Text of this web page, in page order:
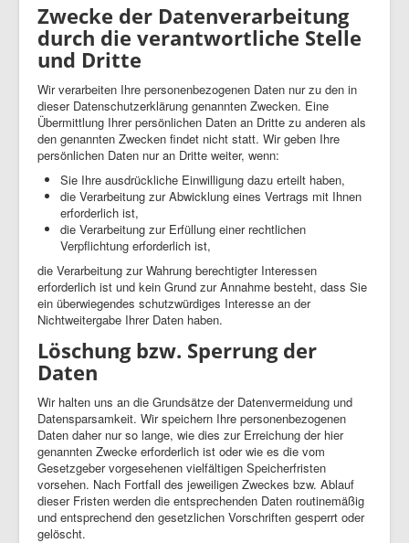
Zwecke der Datenverarbeitung
durch die verantwortliche Stelle
und Dritte
Wir verarbeiten Ihre personenbezogenen Daten nur zu den in
dieser Datenschutzerklärung genannten Zwecken. Eine
Übermittlung Ihrer persönlichen Daten an Dritte zu anderen als
den genannten Zwecken findet nicht statt. Wir geben Ihre
persönlichen Daten nur an Dritte weiter, wenn:
Sie Ihre ausdrückliche Einwilligung dazu erteilt haben,
die Verarbeitung zur Abwicklung eines Vertrags mit Ihnen
erforderlich ist,
die Verarbeitung zur Erfüllung einer rechtlichen
Verpflichtung erforderlich ist,
die Verarbeitung zur Wahrung berechtigter Interessen
erforderlich ist und kein Grund zur Annahme besteht, dass Sie
ein überwiegendes schutzwürdiges Interesse an der
Nichtweitergabe Ihrer Daten haben.
Löschung bzw. Sperrung der
Daten
Wir halten uns an die Grundsätze der Datenvermeidung und
Datensparsamkeit. Wir speichern Ihre personenbezogenen
Daten daher nur so lange, wie dies zur Erreichung der hier
genannten Zwecke erforderlich ist oder wie es die vom
Gesetzgeber vorgesehenen vielfältigen Speicherfristen
vorsehen. Nach Fortfall des jeweiligen Zweckes bzw. Ablauf
dieser Fristen werden die entsprechenden Daten routinemäßig
und entsprechend den gesetzlichen Vorschriften gesperrt oder
gelöscht.